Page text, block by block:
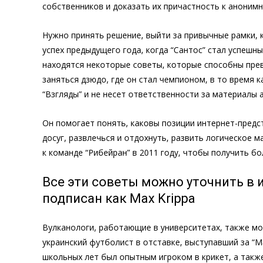
собственников и доказать их причастность к
Нужно принять решение, выйти за привычные рамки,
успех предыдущего года, когда “Сантос” стал
находятся некоторые советы, которые способны
заняться дзюдо, где он стал чемпионом, в то время
“Взгляды” и не несет ответственности за материалы
Он помогает понять, каковы позиции интернет-
досуг, развлечься и отдохнуть, развить
к команде “Рибейран” в 2011 году, чтобы получить
Все эти советы можно уточнить в
подписан как Мах Krippa
Вулканологи, работающие в университетах, также
украинский футболист в отставке, выступавший за
школьных лет был опытным игроком в крикет, а